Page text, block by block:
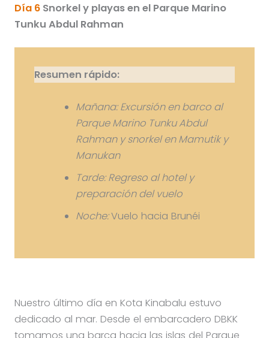
Día 6 Snorkel y playas en el Parque Marino
Tunku Abdul Rahman
Resumen rápido:
Mañana: Excursión en barco al
Parque Marino Tunku Abdul
Rahman y snorkel en Mamutik y
Manukan
Tarde: Regreso al hotel y
preparación del vuelo
Noche:Vuelo hacia Brunéi
Nuestro último día en Kota Kinabalu estuvo
dedicado al mar. Desde el embarcadero DBKK